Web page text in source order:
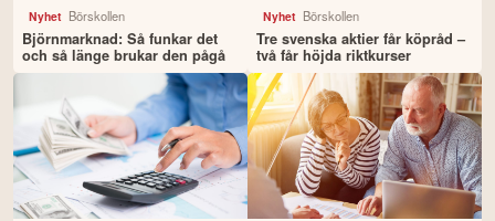
Nyhet Börskollen
Björnmarknad: Så funkar det
och så länge brukar den pågå
Nyhet Börskollen
Tre svenska aktier får köpråd –
två får höjda riktkurser